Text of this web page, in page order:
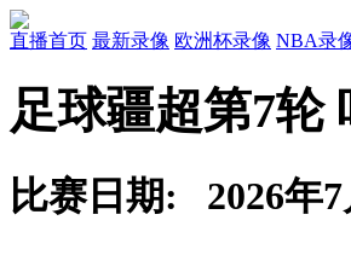
直播首页 最新录像 欧洲杯录像 NBA录
足球疆超第7轮
比赛日期: 2026年